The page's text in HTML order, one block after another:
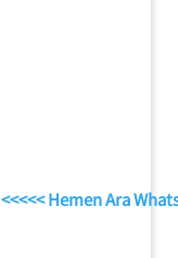
<<<<< Hemen Ara